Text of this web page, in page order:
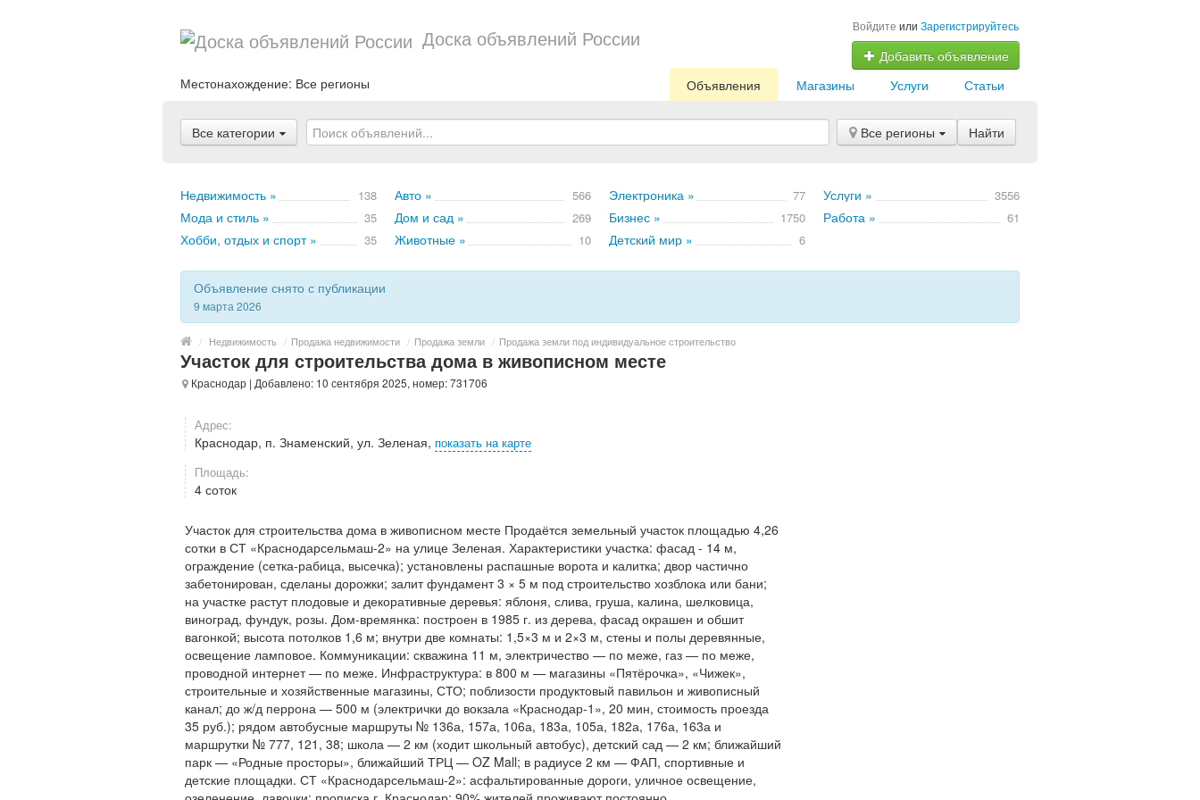
Доска объявлений России Войдите или Зарегистрируйтесь
Добавить объявление
Местонахождение: Все регионы Статьи
Услуги
Магазины
Объявления
Все категории Все регионы Найти
Недвижимость » 138 Авто » 566 Электроника » 77 Услуги » 3556
Мода и стиль » 35 Дом и сад » 269 Бизнес » 1750 Работа » 61
Хобби, отдых и спорт » 35 Животные » 10 Детский мир » 6
Объявление снято с публикации
9 марта 2026
/ Недвижимость / Продажа недвижимости / Продажа земли / Продажа земли под индивидуальное строительство
Участок для строительства дома в живописном месте
Краснодар | Добавлено: 10 сентября 2025, номер: 731706
Адрес:
Краснодар, п. Знаменский, ул. Зеленая, показать на карте
Площадь:
4 соток
Участок для строительства дома в живописном месте Продаётся земельный участок площадью 4,26
сотки в СТ «Краснодарсельмаш-2» на улице Зеленая. Характеристики участка: фасад - 14 м,
ограждение (сетка-рабица, высечка); установлены распашные ворота и калитка; двор частично
забетонирован, сделаны дорожки; залит фундамент 3 × 5 м под строительство хозблока или бани;
на участке растут плодовые и декоративные деревья: яблоня, слива, груша, калина, шелковица,
виноград, фундук, розы. Дом-времянка: построен в 1985 г. из дерева, фасад окрашен и обшит
вагонкой; высота потолков 1,6 м; внутри две комнаты: 1,5×3 м и 2×3 м, стены и полы деревянные,
освещение ламповое. Коммуникации: скважина 11 м, электричество — по меже, газ — по меже,
проводной интернет — по меже. Инфраструктура: в 800 м — магазины «Пятёрочка», «Чижек»,
строительные и хозяйственные магазины, СТО; поблизости продуктовый павильон и живописный
канал; до ж/д перрона — 500 м (электрички до вокзала «Краснодар-1», 20 мин, стоимость проезда
35 руб.); рядом автобусные маршруты № 136а, 157а, 106а, 183а, 105а, 182а, 176а, 163а и
маршрутки № 777, 121, 38; школа — 2 км (ходит школьный автобус), детский сад — 2 км; ближайший
парк — «Родные просторы», ближайший ТРЦ — OZ Mall; в радиусе 2 км — ФАП, спортивные и
детские площадки. СТ «Краснодарсельмаш-2»: асфальтированные дороги, уличное освещение,